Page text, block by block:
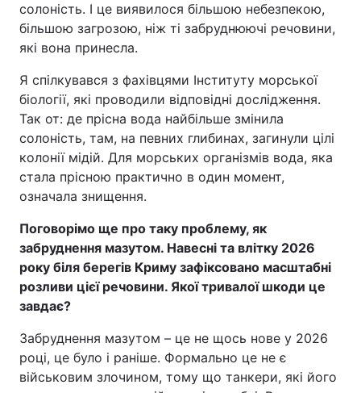
солоність. І це виявилося більшою небезпекою,
більшою загрозою, ніж ті забруднюючі речовини,
які вона принесла.
Я спілкувався з фахівцями Інституту морської
біології, які проводили відповідні дослідження.
Так от: де прісна вода найбільше змінила
солоність, там, на певних глибинах, загинули цілі
колонії мідій. Для морських організмів вода, яка
стала прісною практично в один момент,
означала знищення.
Поговорімо ще про таку проблему, як
забруднення мазутом. Навесні та влітку 2026
року біля берегів Криму зафіксовано масштабні
розливи цієї речовини. Якої тривалої шкоди це
завдає?
Забруднення мазутом – це не щось нове у 2026
році, це було і раніше. Формально це не є
військовим злочином, тому що танкери, які його